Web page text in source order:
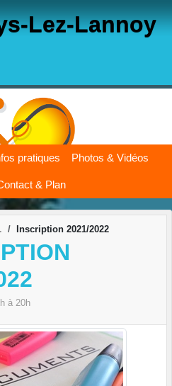
Lez-Lannoy
pratiques Photos & Vidéos
& Plan
Inscription 2021/2022
à 20h